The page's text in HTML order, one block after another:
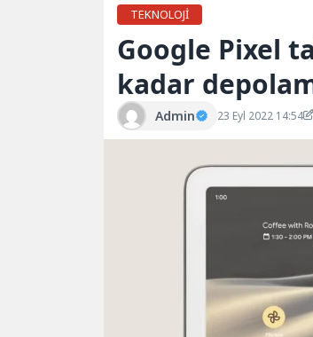
TEKNOLOJİ
Google Pixel
kadar
Admin 23 Eyl 2022 14:54